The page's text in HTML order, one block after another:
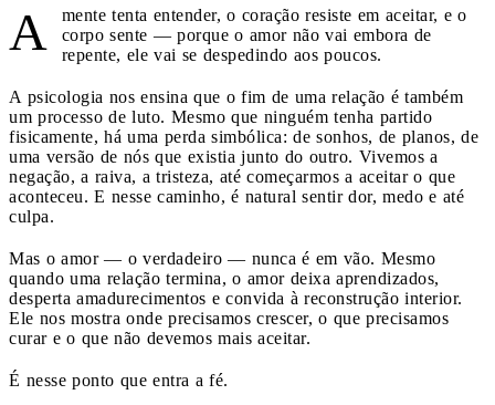
A
mente tenta entender, o coração resiste em aceitar, e o
corpo sente — porque o amor não vai embora de
repente, ele vai se despedindo aos poucos.
A psicologia nos ensina que o fim de uma relação é também
um processo de luto. Mesmo que ninguém tenha partido
fisicamente, há uma perda simbólica: de sonhos, de planos, de
uma versão de nós que existia junto do outro. Vivemos a
negação, a raiva, a tristeza, até começarmos a aceitar o que
aconteceu. E nesse caminho, é natural sentir dor, medo e até
culpa.
Mas o amor — o verdadeiro — nunca é em vão. Mesmo
quando uma relação termina, o amor deixa aprendizados,
desperta amadurecimentos e convida à reconstrução interior.
Ele nos mostra onde precisamos crescer, o que precisamos
curar e o que não devemos mais aceitar.
É nesse ponto que entra a fé.